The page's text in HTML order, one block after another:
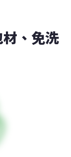
材、免洗